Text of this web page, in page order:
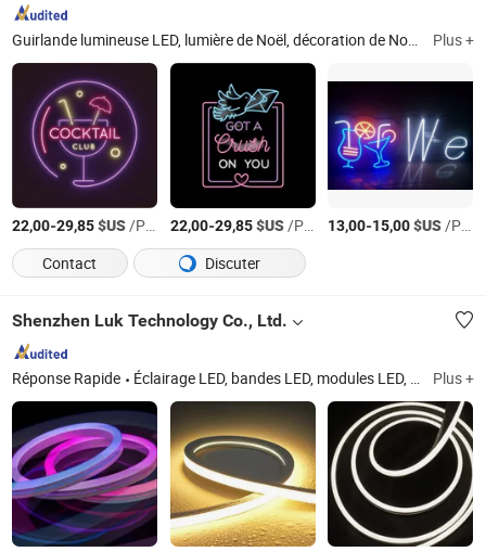
Plus +
22,00-29,85$US/Pièce 22,00-29,85$US/Pièce 13,00-15,00$US/Pièce
Contact
Discuter
Shenzhen Luk Technology Co., Ltd.
Réponse Rapide Éclairage LED, bandes LED, modules LED, bandeau néon, éclairage extérieur Plus +